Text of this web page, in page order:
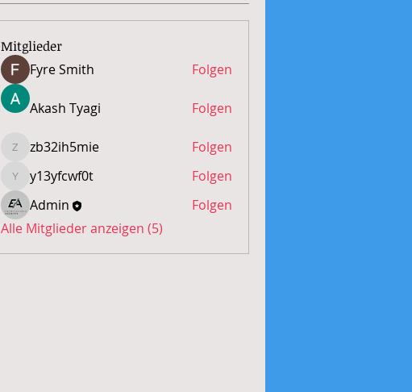
Mitglieder
Fyre Smith
Folgen
Akash Tyagi Folgen
zb32ih5mie
zb32ih5mie Folgen
y13yfcwf0t
y13yfcwf0t
Folgen
Admin
Folgen
Alle Mitglieder anzeigen (5)